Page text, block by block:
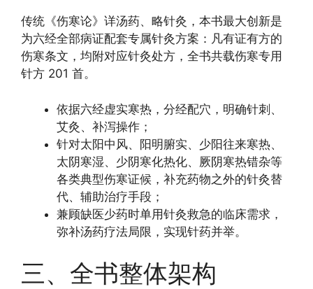
传统《伤寒论》详汤药、略针灸，本书最大创新是
为六经全部病证配套专属针灸方案：凡有证有方的
伤寒条文，均附对应针灸处方，全书共载伤寒专用
针方 201 首。
依据六经虚实寒热，分经配穴，明确针刺、
艾灸、补泻操作；
针对太阳中风、阳明腑实、少阳往来寒热、
太阴寒湿、少阴寒化热化、厥阴寒热错杂等
各类典型伤寒证候，补充药物之外的针灸替
代、辅助治疗手段；
兼顾缺医少药时单用针灸救急的临床需求，
弥补汤药疗法局限，实现针药并举。
三、全书整体架构